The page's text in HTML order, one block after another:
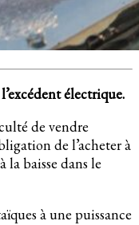
électrique.
de vendre
de l’acheter à
baisse dans le
à une puissance